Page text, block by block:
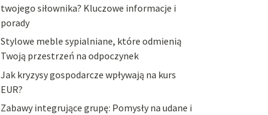
twojego siłownika? Kluczowe informacje i
porady
Stylowe meble sypialniane, które odmienią
Twoją przestrzeń na odpoczynek
Jak kryzysy gospodarcze wpływają na kurs
EUR?
Zabawy integrujące grupę: Pomysły na udane i